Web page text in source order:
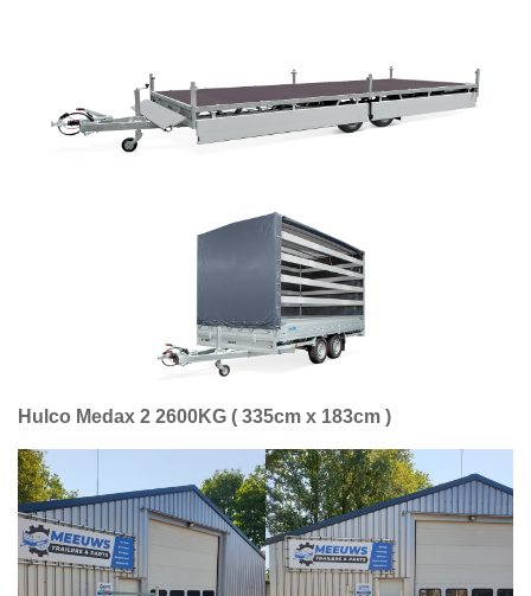
Hulco Medax 2 2600KG ( 335cm x 183cm )